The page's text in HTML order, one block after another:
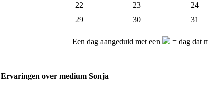
22
23 24
29
30 31
Een dag aangeduid met een = dag dat
Ervaringen over medium Sonja